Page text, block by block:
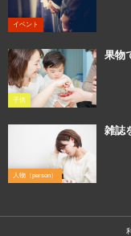
イベント
子供
果物
人物（person）
雑誌